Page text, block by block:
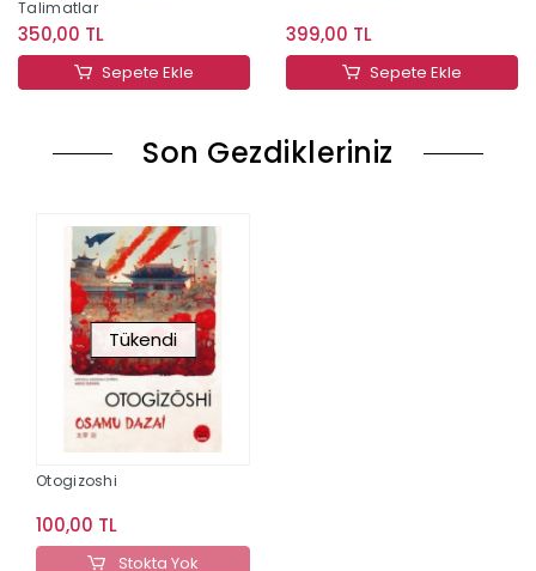
Talimatlar
350,00 TL
Sepete Ekle
399,00 TL
Sepete Ekle
Son Gezdikleriniz
Tükendi
Otogizoshi
100,00 TL
Stokta Yok